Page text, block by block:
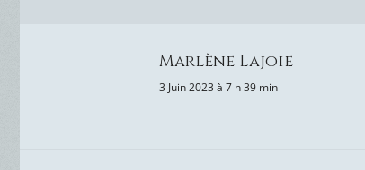
Marlène Lajoie
3 Juin 2023 à 7 h 39 min